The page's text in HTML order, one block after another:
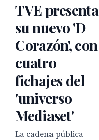
TVE presenta
su nuevo 'D
Corazón', con
cuatro
fichajes del
'universo
Mediaset'
La cadena pública